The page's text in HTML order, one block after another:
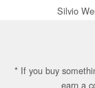
Silvio
* If you buy
earn a